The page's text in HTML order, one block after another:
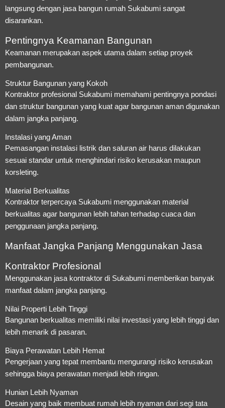
langsung dengan jasa bangun rumah Sukabumi sangat
disarankan.
Pentingnya Keamanan Bangunan
Keamanan merupakan aspek utama dalam setiap proyek
pembangunan.
Struktur Bangunan yang Kokoh
Kontraktor profesional Sukabumi memahami pentingnya pondasi
dan struktur bangunan yang kuat agar bangunan aman digunakan
dalam jangka panjang.
Instalasi yang Aman
Pemasangan instalasi listrik dan saluran air harus dilakukan
sesuai standar untuk menghindari risiko kerusakan maupun
korsleting.
Material Berkualitas
Kontraktor terpercaya Sukabumi menggunakan material
berkualitas agar bangunan lebih tahan terhadap cuaca dan
penggunaan jangka panjang.
Manfaat Jangka Panjang Menggunakan Jasa
Kontraktor Profesional
Menggunakan jasa kontraktor di Sukabumi memberikan banyak
manfaat dalam jangka panjang.
Nilai Properti Lebih Tinggi
Bangunan berkualitas memiliki nilai investasi yang lebih tinggi dan
lebih menarik di pasaran.
Biaya Perawatan Lebih Hemat
Pengerjaan yang tepat membantu mengurangi risiko kerusakan
sehingga biaya perawatan menjadi lebih ringan.
Hunian Lebih Nyaman
Desain yang baik membuat rumah lebih nyaman dari segi tata